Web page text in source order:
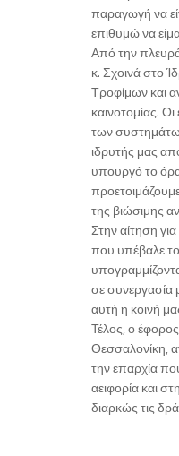
παραγωγή να
επιθυμώ να
Από την
κ. Σχοινά στο
Τροφίμων και
καινοτομίας.
των
ιδρυτής μας
υπουργό το
της βιώσιμης
Στην αίτηση
που υπέβαλε
σε συνεργασία
αυτή η κοινή
Τέλος, ο
Θεσσαλονίκη,
την επαρχία
αειφορία και
διαρκώς τις